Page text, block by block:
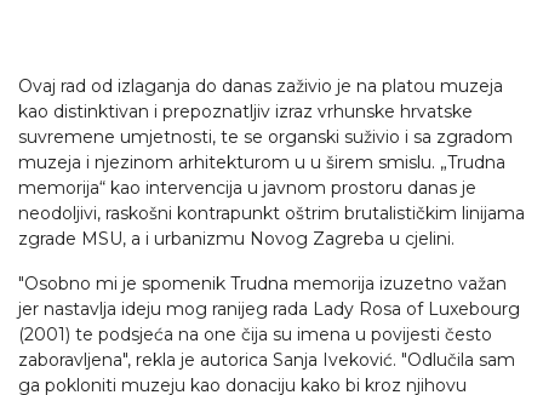
Ovaj rad od izlaganja do danas zaživio je na platou muzeja
kao distinktivan i prepoznatljiv izraz vrhunske hrvatske
suvremene umjetnosti, te se organski suživio i sa zgradom
muzeja i njezinom arhitekturom u u širem smislu. „Trudna
memorija“ kao intervencija u javnom prostoru danas je
neodoljivi, raskošni kontrapunkt oštrim brutalističkim linijama
zgrade MSU, a i urbanizmu Novog Zagreba u cjelini.
"Osobno mi je spomenik Trudna memorija izuzetno važan
jer nastavlja ideju mog ranijeg rada Lady Rosa of Luxebourg
(2001) te podsjeća na one čija su imena u povijesti često
zaboravljena", rekla je autorica Sanja Iveković. "Odlučila sam
ga pokloniti muzeju kao donaciju kako bi kroz njihovu